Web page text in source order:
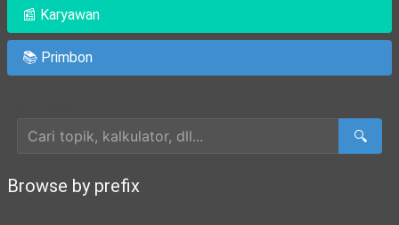
📰 Karyawan
📚 Primbon
🔍
Browse by prefix